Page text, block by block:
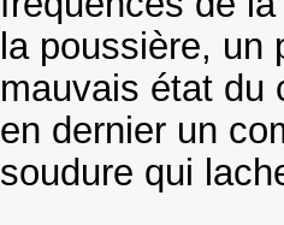
la poussière, un
mauvais état du
en dernier un
soudure qui